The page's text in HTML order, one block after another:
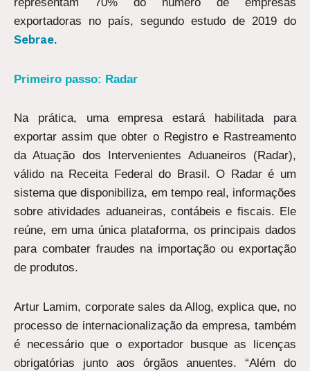
exportadoras no país, segundo estudo de 2019 do
Sebrae.
Primeiro passo: Radar
Na prática, uma empresa estará habilitada para
exportar assim que obter o Registro e Rastreamento
da Atuação dos Intervenientes Aduaneiros (Radar),
válido na Receita Federal do Brasil. O Radar é um
sistema que disponibiliza, em tempo real, informações
sobre atividades aduaneiras, contábeis e fiscais. Ele
reúne, em uma única plataforma, os principais dados
para combater fraudes na importação ou exportação
de produtos.
Artur Lamim, corporate sales da Allog, explica que, no
processo de internacionalização da empresa, também
é necessário que o exportador busque as licenças
obrigatórias junto aos órgãos anuentes. “Além do